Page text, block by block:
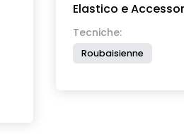
Elastico e
Tecniche:
Roubaisienne